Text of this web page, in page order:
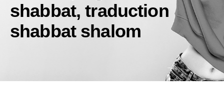
shabbat,traduction
shabbat shalom